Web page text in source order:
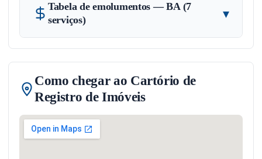
Tabela de emolumentos — BA (7
serviços)
▾
Como chegar ao Cartório de
Registro de Imóveis